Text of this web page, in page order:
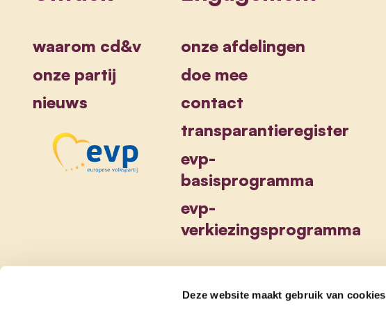
Deze website maakt gebruik van cookies
waarom cd&v
onze partij
nieuws
onze afdelingen
doe mee
contact
transparantieregister
evp-
basisprogramma
evp-
verkiezingsprogramma